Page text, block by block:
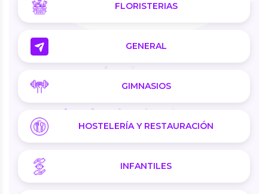
FLORISTERIAS
GENERAL
GIMNASIOS
HOSTELERÍA Y RESTAURACIÓN
INFANTILES